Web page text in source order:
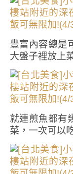
豐富內容總是
大盤子裡放上
就連煎魚都有
菜，一次可以